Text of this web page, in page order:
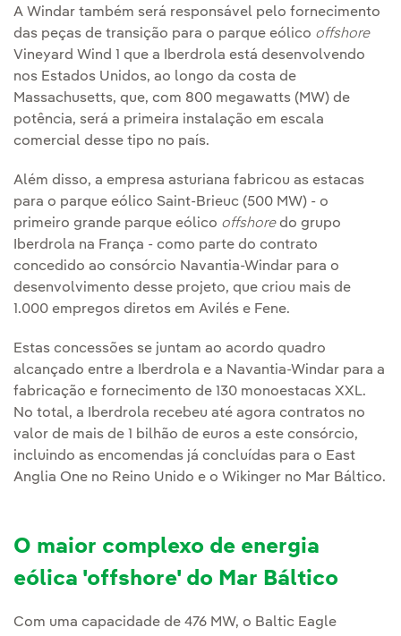
A Windar também será responsável pelo fornecimento
das peças de transição para o parque eólico offshore
Vineyard Wind 1 que a Iberdrola está desenvolvendo
nos Estados Unidos, ao longo da costa de
Massachusetts, que, com 800 megawatts (MW) de
potência, será a primeira instalação em escala
comercial desse tipo no país.
Além disso, a empresa asturiana fabricou as estacas
para o parque eólico Saint-Brieuc (500 MW) - o
primeiro grande parque eólico offshoredo grupo
Iberdrola na França - como parte do contrato
concedido ao consórcio Navantia-Windar para o
desenvolvimento desse projeto, que criou mais de
1.000 empregos diretos em Avilés e Fene.
Estas concessões se juntam ao acordo quadro
alcançado entre a Iberdrola e a Navantia-Windar para a
fabricação e fornecimento de 130 monoestacas XXL.
No total, a Iberdrola recebeu até agora contratos no
valor de mais de 1 bilhão de euros a este consórcio,
incluindo as encomendas já concluídas para o East
Anglia One no Reino Unido e o Wikinger no Mar Báltico.
O maior complexo de energia
eólica 'offshore' do Mar Báltico
Com uma capacidade de 476 MW, o Baltic Eagle